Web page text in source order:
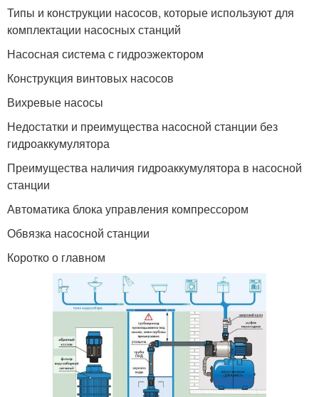
Типы и конструкции насосов, которые используют для
комплектации насосных станций
Насосная система с гидроэжектором
Конструкция винтовых насосов
Вихревые насосы
Недостатки и преимущества насосной станции без
гидроаккумулятора
Преимущества наличия гидроаккумулятора в насосной
станции
Автоматика блока управления компрессором
Обвязка насосной станции
Коротко о главном